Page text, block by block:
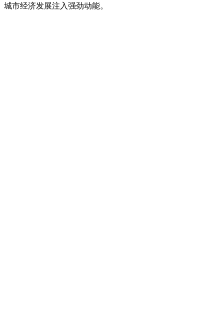
城市经济发展注入强劲动能。